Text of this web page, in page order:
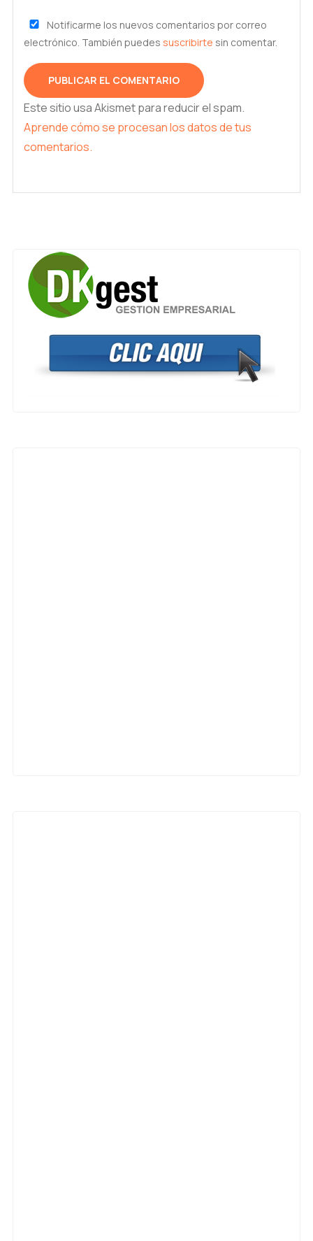
Notificarme los nuevos comentarios por correo
electrónico. También puedes suscribirte sin comentar.
Este sitio usa Akismet para reducir el spam.
Aprende cómo se procesan los datos de tus
comentarios.